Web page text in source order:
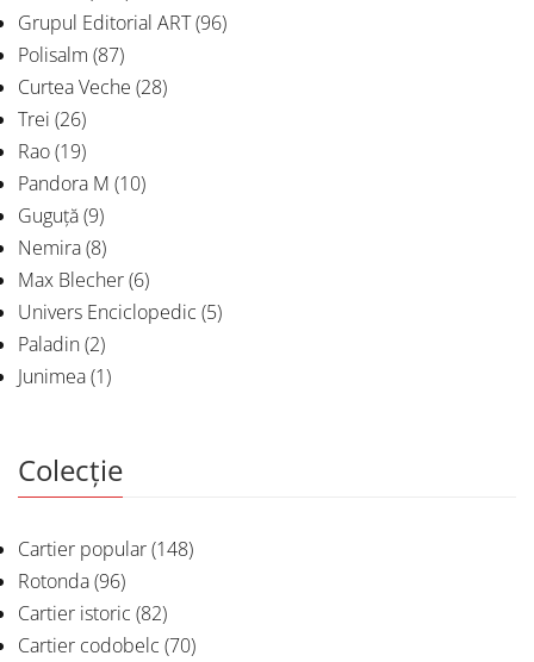
Grupul Editorial ART(96)
Polisalm (87)
Curtea Veche (28)
Trei (26)
Rao(19)
Pandora M (10)
Guguță(9)
Nemira(8)
Max Blecher(6)
Univers Enciclopedic (5)
Paladin(2)
Junimea(1)
Colecție
Cartier popular(148)
Rotonda(96)
Cartier istoric (82)
Cartier codobelc (70)